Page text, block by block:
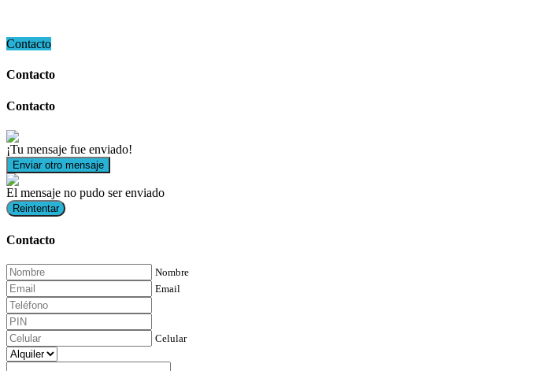
Contacto
Contacto
Contacto
¡Tu mensaje fue enviado!
Enviar otro mensaje
El mensaje no pudo ser enviado
Reintentar
Contacto
Nombre
Email
Celular